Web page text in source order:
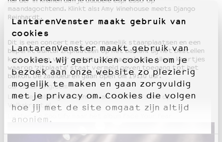
LantarenVenster maakt gebruik van
cookies
LantarenVenster maakt gebruik van
cookies. Wij gebruiken cookies om je
bezoek aan onze website zo plezierig
mogelijk te maken en gaan zorgvuldig
met je privacy om. Cookies die volgen
hoe jij met de site omgaat zijn altijd
anoniem.
maandagochtend. Klinkt als: Amy Winehouse meets Django
Reinhardt.
Dit is een concert met voornamelijk staanplaatsen en een
beperkt aantal zitplaatsen op het balkon. Bij het bestellen
kunt u kiezen voor een zit- of staanplaats. Alleen kaartjes
waarop ‘zitplaats’ staat vermeld geven toegang tot het
balkon. De zaaldeuren gaan open om 19:30 uur.
curtisharding.com
Lees de volledige recensie van Face Your Fear op
Volkskrant.nl
Luister op Spotify naar het album Face Your Fear